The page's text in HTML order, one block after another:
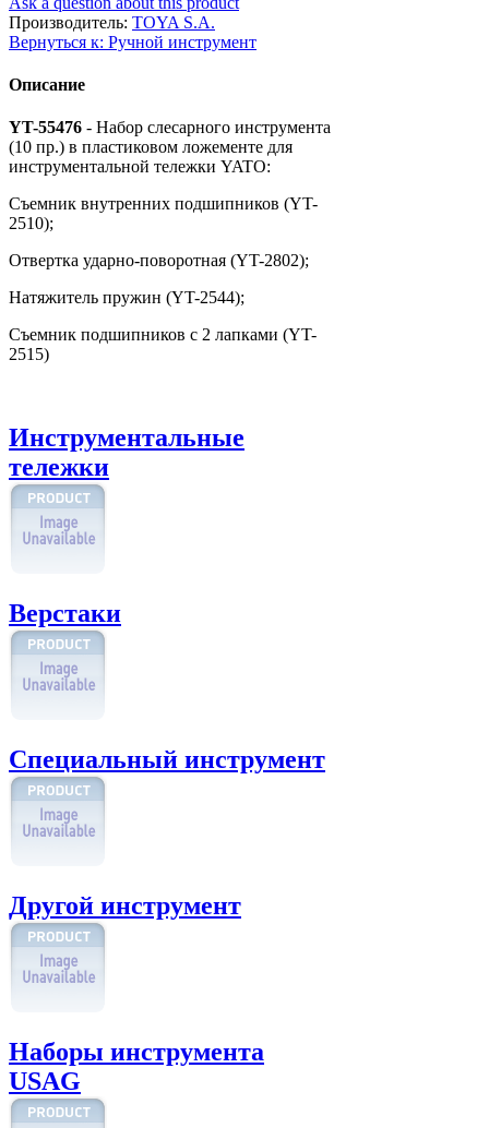
Производитель: TOYA S.A.
Вернуться к: Ручной инструмент
Описание
YT-55476 - Набор слесарного инструмента
(10 пр.) в пластиковом ложементе для
инструментальной тележки YATO:
Съемник внутренних подшипников (YT-
2510);
Отвертка ударно-поворотная (YT-2802);
Натяжитель пружин (YT-2544);
Съемник подшипников с 2 лапками (YT-
2515)
Инструментальные
тележки
Верстаки
Специальный инструмент
Другой инструмент
Наборы инструмента
USAG